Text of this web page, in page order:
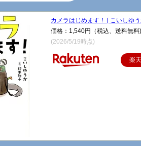
カメラはじめます！ [ こいしゆ
価格：1,540円（税込、送料無料)
(2026/5/19時点)
楽